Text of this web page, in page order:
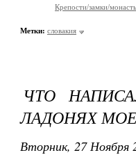
Крепости/замки/
Метки: словакия
ЧТО
ЛАДОНЯХ
Вторник, 27 Ноября